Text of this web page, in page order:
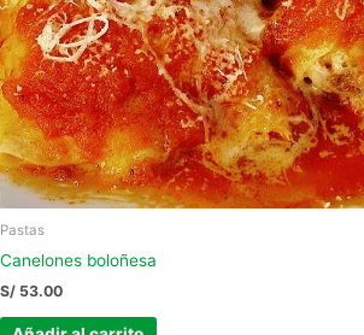
Pastas
Canelones boloñesa
S/ 53.00